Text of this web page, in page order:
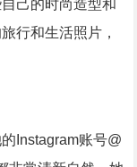
己的时尚造型和
行和生活照片，
Instagram账号@